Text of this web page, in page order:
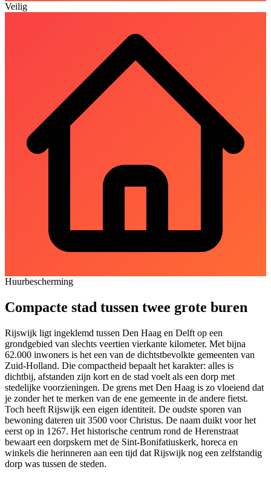
Veilig
Huurbescherming
Compacte stad tussen twee grote buren
Rijswijk ligt ingeklemd tussen Den Haag en Delft op een
grondgebied van slechts veertien vierkante kilometer. Met bijna
62.000 inwoners is het een van de dichtstbevolkte gemeenten van
Zuid-Holland. Die compactheid bepaalt het karakter: alles is
dichtbij, afstanden zijn kort en de stad voelt als een dorp met
stedelijke voorzieningen. De grens met Den Haag is zo vloeiend dat
je zonder het te merken van de ene gemeente in de andere fietst.
Toch heeft Rijswijk een eigen identiteit. De oudste sporen van
bewoning dateren uit 3500 voor Christus. De naam duikt voor het
eerst op in 1267. Het historische centrum rond de Herenstraat
bewaart een dorpskern met de Sint-Bonifatiuskerk, horeca en
winkels die herinneren aan een tijd dat Rijswijk nog een zelfstandig
dorp was tussen de steden.